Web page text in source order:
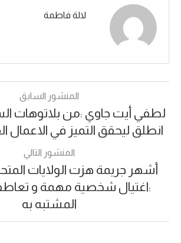
لالة فاطمة
المنشور السابق
لطفي أيت جاوي :من بلاتوهات
انطلق ليحقق التميز في الاعمال
المنشور التالي
أشهر جريمة هزت الولايات
:اغتيال شخصية مهمة و
المشتبه به